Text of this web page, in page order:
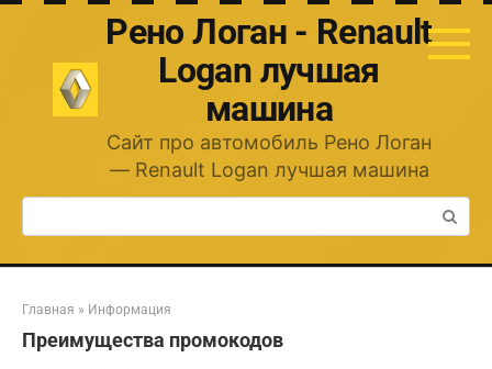
Перейти
Рено Логан - Renault
Logan лучшая
машина
Сайт про автомобиль Рено Логан
— Renault Logan лучшая машина
Поиск:
Главная » Информация
Преимущества промокодов